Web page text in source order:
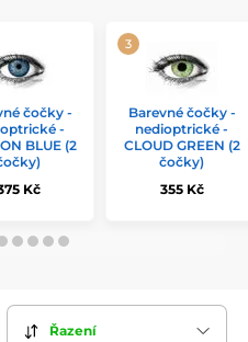
čočky -
-
BLUE (2
Kč
Barevné čočky -
nedioptrické -
CLOUD GREEN (2
čočky)
355 Kč
Řazení